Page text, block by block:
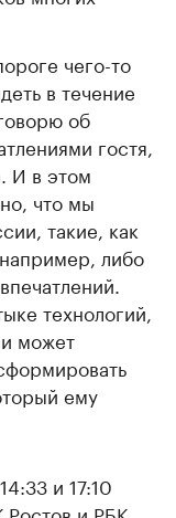
чего-то
в течение
об
гостя,
И в этом
что мы
такие, как
либо
технологий,
может
ему
и 17:10